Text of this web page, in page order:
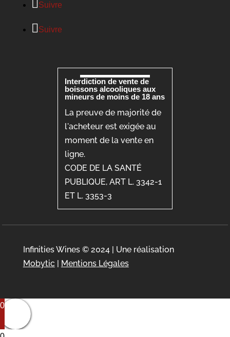
Suivre
Suivre
Interdiction de vente de
boissons alcooliques aux
mineurs de moins de 18 ans
La preuve de majorité de
l'acheteur est exigée au
moment de la vente en
ligne.
CODE DE LA SANTÉ
PUBLIQUE, ART L. 3342-1
ET L. 3353-3
Infinities Wines © 2024 | Une réalisation
Mobytic
Mentions Légales
0